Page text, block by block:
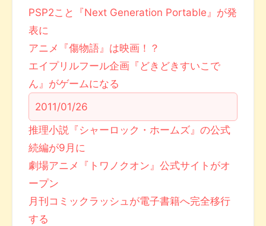
PSP2こと『Next Generation Portable』が発
表に
アニメ『傷物語』は映画！？
エイプリルフール企画『どきどきすいこで
ん』がゲームになる
2011/01/26
推理小説『シャーロック・ホームズ』の公式
続編が9月に
劇場アニメ『トワノクオン』公式サイトがオ
ープン
月刊コミックラッシュが電子書籍へ完全移行
する